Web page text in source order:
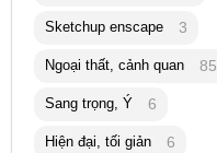
Sketchup enscape 3
Ngoại thất, cảnh quan 85
Sang trọng, Ý 6
Hiện đại, tối giản 6